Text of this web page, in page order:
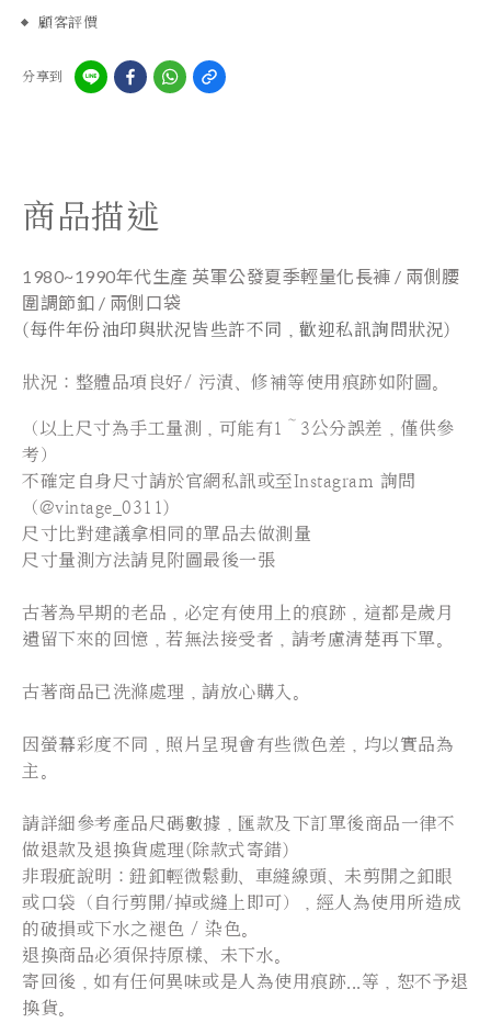
顧客評價
分享到
商品描述
1980~1990年代生產 英軍公發夏季輕量化長褲 / 兩側腰
圍調節釦 / 兩側口袋
(每件年份油印與狀況皆些許不同，歡迎私訊詢問狀況)
狀況：整體品項良好/ 污漬、修補等使用痕跡如附圖。
（以上尺寸為手工量測，可能有1～3公分誤差，僅供參
考）
不確定自身尺寸請於官網私訊或至Instagram 詢問
（@vintage_0311)
尺寸比對建議拿相同的單品去做測量
尺寸量測方法請見附圖最後一張
古著為早期的老品，必定有使用上的痕跡，這都是歲月
遺留下來的回憶，若無法接受者，請考慮清楚再下單。
古著商品已洗滌處理，請放心購入。
因螢幕彩度不同，照片呈現會有些微色差，均以實品為
主。
請詳細參考產品尺碼數據，匯款及下訂單後商品一律不
做退款及退換貨處理(除款式寄錯)
非瑕疵說明：鈕釦輕微鬆動、車縫線頭、未剪開之釦眼
或口袋（自行剪開/掉或縫上即可），經人為使用所造成
的破損或下水之褪色 / 染色。
退換商品必須保持原樣、未下水。
寄回後，如有任何異味或是人為使用痕跡...等，恕不予退
換貨。